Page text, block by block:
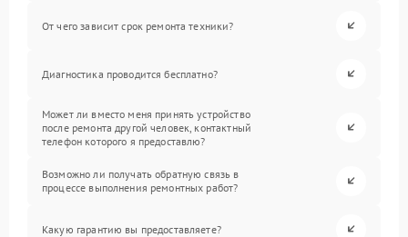
От чего зависит срок ремонта техники?
Диагностика проводится бесплатно?
Может ли вместо меня принять устройство
после ремонта другой человек, контактный
телефон которого я предоставлю?
Возможно ли получать обратную связь в
процессе выполнения ремонтных работ?
Какую гарантию вы предоставляете?